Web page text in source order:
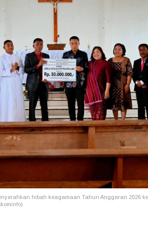
hibah keagamaan Tahun Anggaran 2026